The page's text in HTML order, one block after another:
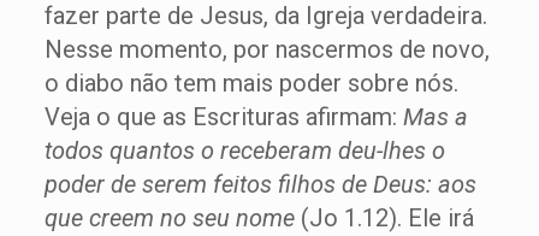
fazer parte de Jesus, da Igreja verdadeira.
Nesse momento, por nascermos de novo,
o diabo não tem mais poder sobre nós.
Veja o que as Escrituras afirmam: Mas a
todos quantos o receberam deu-lhes o
poder de serem feitos filhos de Deus: aos
que creem no seu nome(Jo 1.12). Ele irá